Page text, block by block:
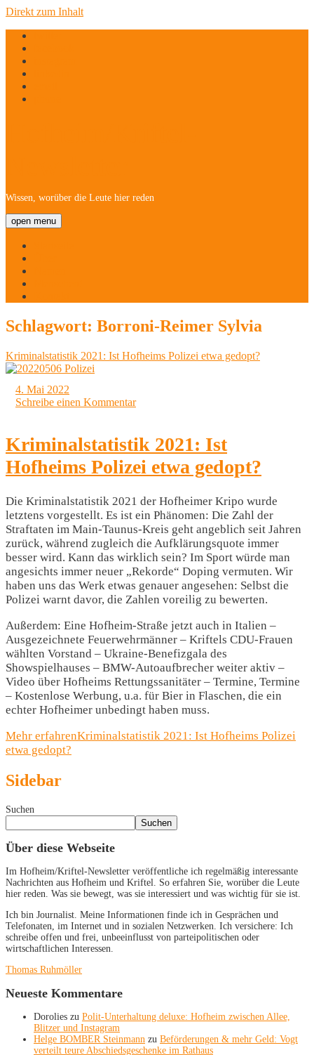
Direkt zum Inhalt
Wissen, worüber die Leute hier reden
open menu
Schlagwort: Borroni-Reimer Sylvia
Kriminalstatistik 2021: Ist Hofheims Polizei etwa gedopt?
4. Mai 2022
Schreibe einen Kommentar
Kriminalstatistik 2021: Ist
Hofheims Polizei etwa gedopt?
Die Kriminalstatistik 2021 der Hofheimer Kripo wurde
letztens vorgestellt. Es ist ein Phänomen: Die Zahl der
Straftaten im Main-Taunus-Kreis geht angeblich seit Jahren
zurück, während zugleich die Aufklärungsquote immer
besser wird. Kann das wirklich sein? Im Sport würde man
angesichts immer neuer „Rekorde“ Doping vermuten. Wir
haben uns das Werk etwas genauer angesehen: Selbst die
Polizei warnt davor, die Zahlen voreilig zu bewerten.
Außerdem: Eine Hofheim-Straße jetzt auch in Italien –
Ausgezeichnete Feuerwehrmänner – Kriftels CDU-Frauen
wählten Vorstand – Ukraine-Benefizgala des
Showspielhauses – BMW-Autoaufbrecher weiter aktiv –
Video über Hofheims Rettungssanitäter – Termine, Termine
– Kostenlose Werbung, u.a. für Bier in Flaschen, die ein
echter Hofheimer unbedingt haben muss.
Mehr erfahrenKriminalstatistik 2021: Ist Hofheims Polizei
etwa gedopt?
Sidebar
Suchen
Suchen
Über diese Webseite
Im Hofheim/Kriftel-Newsletter veröffentliche ich regelmäßig interessante
Nachrichten aus Hofheim und Kriftel. So erfahren Sie, worüber die Leute
hier reden. Was sie bewegt, was sie interessiert und was wichtig für sie ist.
Ich bin Journalist. Meine Informationen finde ich in Gesprächen und
Telefonaten, im Internet und in sozialen Netzwerken. Ich versichere: Ich
schreibe offen und frei, unbeeinflusst von parteipolitischen oder
wirtschaftlichen Interessen.
Thomas Ruhmöller
Neueste Kommentare
Dorolies zu Polit-Unterhaltung deluxe: Hofheim zwischen Allee,
Blitzer und Instagram
Helge BOMBER Steinmann zu Beförderungen & mehr Geld: Vogt
verteilt teure Abschiedsgeschenke im Rathaus